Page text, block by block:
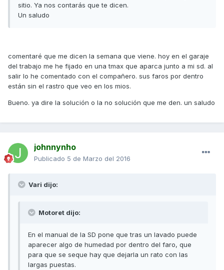
sitio. Ya nos contarás que te dicen.
Un saludo
comentaré que me dicen la semana que viene. hoy en el garaje
del trabajo me he fijado en una tmax que aparca junto a mi sd. al
salir lo he comentado con el compañero. sus faros por dentro
están sin el rastro que veo en los mios.
Bueno. ya dire la solución o la no solución que me den. un saludo
johnnynho
Publicado 5 de Marzo del 2016
Vari dijo:
Motoret dijo:
En el manual de la SD pone que tras un lavado puede
aparecer algo de humedad por dentro del faro, que
para que se seque hay que dejarla un rato con las
largas puestas.